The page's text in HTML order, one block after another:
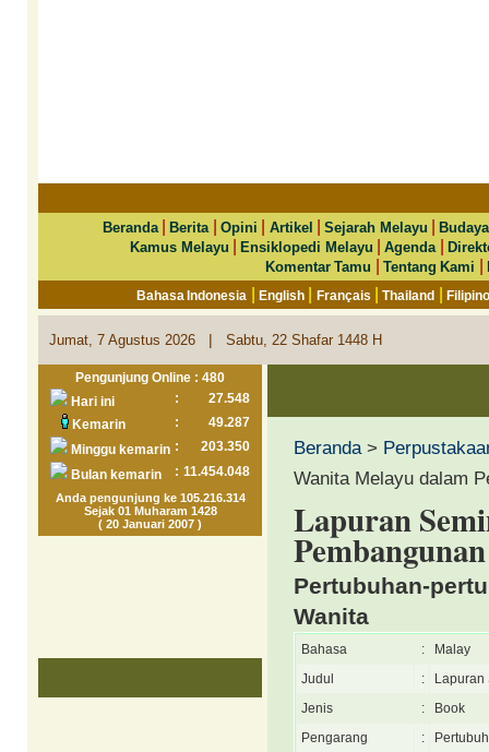
Beranda|Berita Opini Artikel |Sejarah Melayu |
Kamus Melayu
|Ensiklopedi Melayu |Agenda |
Komentar Tamu
|Tentang Kami |
Bahasa Indonesia |English Français |Thailand |
Jumat, 7 Agustus 2026 | Sabtu, 22 Shafar 1448 H
Pengunjung Online : 480
Hari ini
:
27.548
Kemarin
:
49.287
Minggu kemarin :
203.350
Bulan kemarin
: 11.454.048
Anda pengunjung ke 105.216.314
Sejak 01 Muharam 1428
( 20 Januari 2007 )
Beranda>
Wanita Melayu dalam
Lapuran
Pertubuhan-
Wanita
Bahasa :
Malay
Judul
:
Lapuran
Jenis
:
Book
Pengarang
: